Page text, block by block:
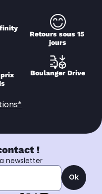
Retours sous 15
jours
Boulanger Drive
!
newsletter
Ok